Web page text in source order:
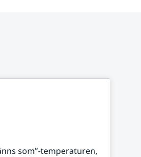
som”-temperaturen,